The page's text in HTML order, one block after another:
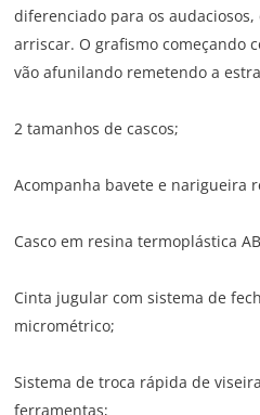
diferenciado para os
arriscar. O grafismo começando
vão afunilando remetendo a
2 tamanhos de cascos;
Acompanha bavete e narigueira
Casco em resina termoplástica
Cinta jugular com sistema de
micrométrico;
Sistema de troca rápida de
ferramentas;